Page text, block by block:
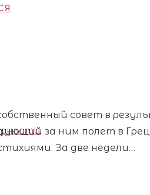
совет в
за ним полет в
За две недели…